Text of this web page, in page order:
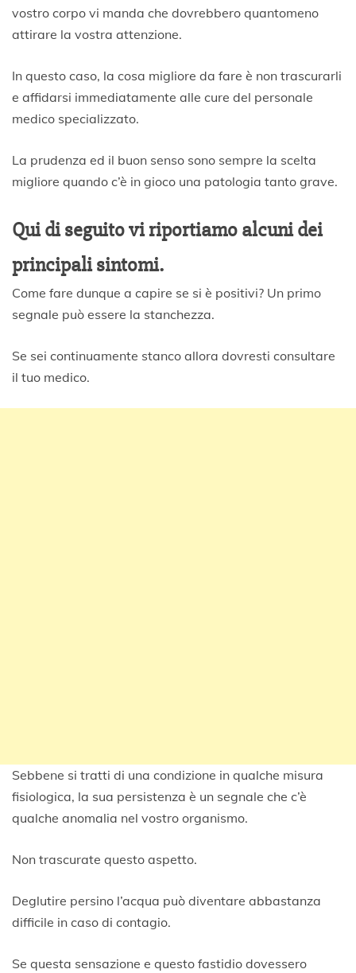
vostro corpo vi manda che dovrebbero quantomeno
attirare la vostra attenzione.
In questo caso, la cosa migliore da fare è non trascurarli
e affidarsi immediatamente alle cure del personale
medico specializzato.
La prudenza ed il buon senso sono sempre la scelta
migliore quando c’è in gioco una patologia tanto grave.
Qui di seguito vi riportiamo alcuni dei
principali sintomi.
Come fare dunque a capire se si è positivi? Un primo
segnale può essere la stanchezza.
Se sei continuamente stanco allora dovresti consultare
il tuo medico.
Sebbene si tratti di una condizione in qualche misura
fisiologica, la sua persistenza è un segnale che c’è
qualche anomalia nel vostro organismo.
Non trascurate questo aspetto.
Deglutire persino l’acqua può diventare abbastanza
difficile in caso di contagio.
Se questa sensazione e questo fastidio dovessero